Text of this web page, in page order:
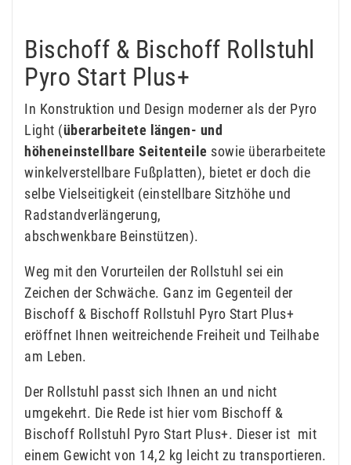
Bischoff & Bischoff Rollstuhl
Pyro Start Plus+
In Konstruktion und Design moderner als der Pyro
Light (überarbeitete längen- und
höheneinstellbare Seitenteile sowie überarbeitete
winkelverstellbare Fußplatten), bietet er doch die
selbe Vielseitigkeit (einstellbare Sitzhöhe und
Radstandverlängerung,
abschwenkbare Beinstützen).
Weg mit den Vorurteilen der Rollstuhl sei ein
Zeichen der Schwäche. Ganz im Gegenteil der
Bischoff & Bischoff Rollstuhl Pyro Start Plus+
eröffnet Ihnen weitreichende Freiheit und Teilhabe
am Leben.
Der Rollstuhl passt sich Ihnen an und nicht
umgekehrt. Die Rede ist hier vom Bischoff &
Bischoff Rollstuhl Pyro Start Plus+. Dieser ist mit
einem Gewicht von 14,2 kg leicht zu transportieren.